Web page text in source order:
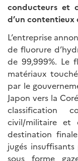
conducteurs et
d’un
L’entreprise
de fluorure
de 99,999%. Le
matériaux
par le
Japon vers la
classification
civil/militaire et
destination
jugés
sous forme